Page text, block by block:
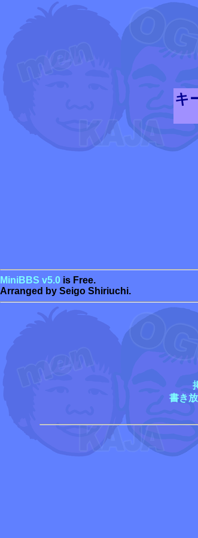
キ
MiniBBS v5.0 is Free.
Arranged by Seigo Shiriuchi.
書き